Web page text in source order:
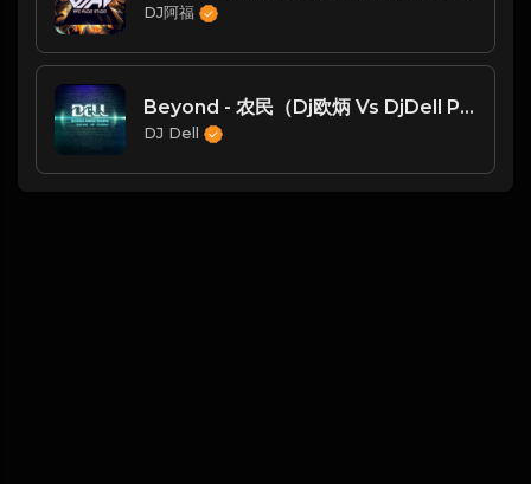
DJ阿福
Beyond - 农民（Dj欧炳 Vs DjDell ProgHouse 2021 Mix）-玖零DJ整理♪♫
DJ Dell